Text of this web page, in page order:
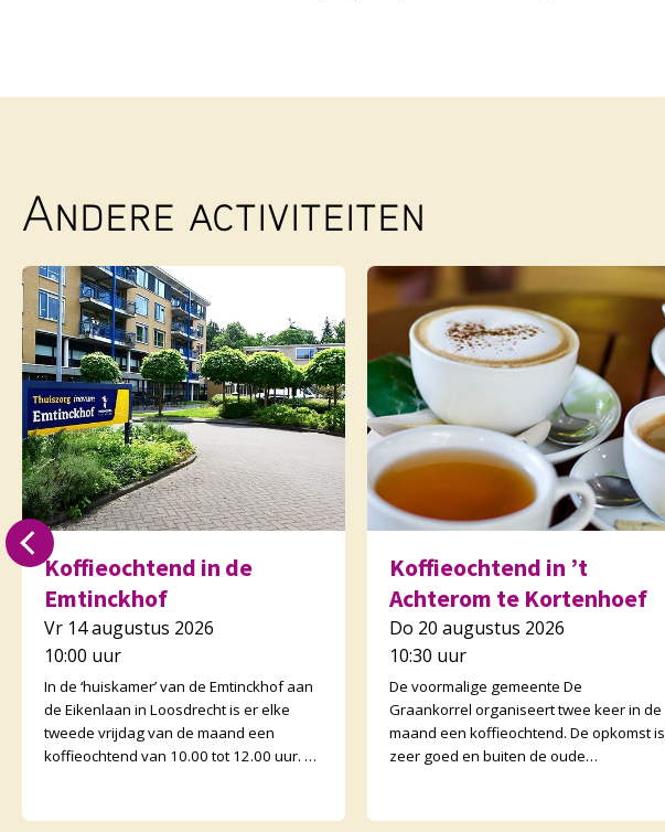
Andere activiteiten
Koffieochtend in de
Emtinckhof
Vr 14 augustus 2026
10:00 uur
In de ‘huiskamer’ van de Emtinckhof aan
de Eikenlaan in Loosdrecht is er elke
tweede vrijdag van de maand een
koffieochtend van 10.00 tot 12.00 uur. U
Koffieochtend in ’t
Achterom te Kortenhoef
Do 20 augustus 2026
10:30 uur
De voormalige gemeente De
Graankorrel organiseert twee keer in de
maand een koffieochtend. De opkomst is
zeer goed en buiten de oude